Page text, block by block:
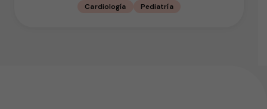
Cardiología Pediatría